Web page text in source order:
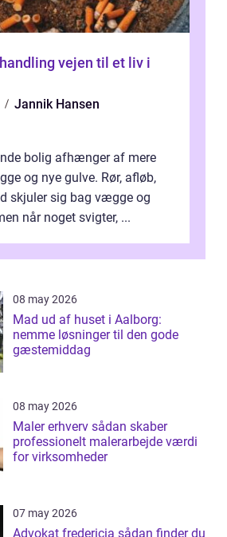
til et liv i
Jannik Hansen
bolig afhænger af mere
og nye gulve. Rør, afløb,
skjuler sig bag vægge og
når noget svigter, ...
08 may 2026
Mad ud af huset i Aalborg:
nemme løsninger til den gode
gæstemiddag
08 may 2026
Maler erhverv sådan skaber
professionelt malerarbejde værdi
for virksomheder
07 may 2026
Advokat fredericia sådan finder du